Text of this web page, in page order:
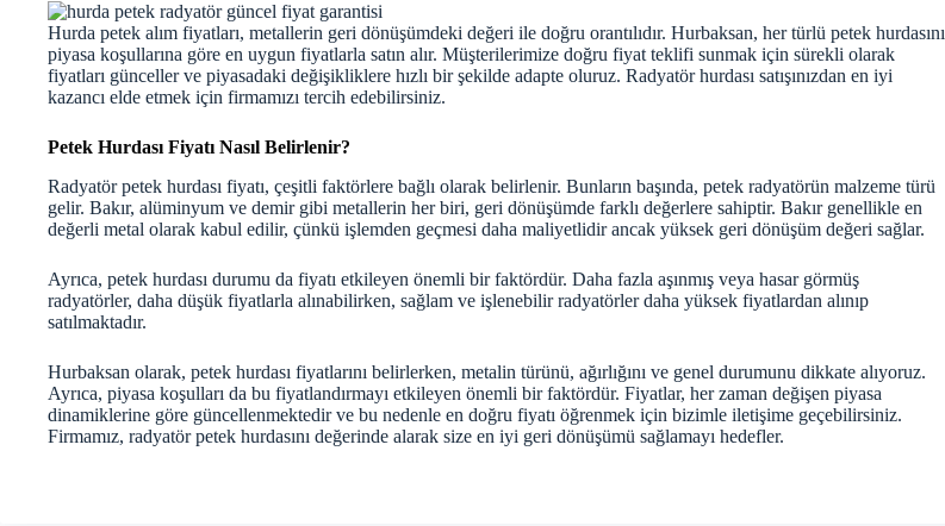
Hurda petek alım fiyatları, metallerin geri dönüşümdeki değeri ile doğru orantılıdır. Hurbaksan, her türlü petek hurdasını
piyasa koşullarına göre en uygun fiyatlarla satın alır. Müşterilerimize doğru fiyat teklifi sunmak için sürekli olarak
fiyatları günceller ve piyasadaki değişikliklere hızlı bir şekilde adapte oluruz. Radyatör hurdası satışınızdan en iyi
kazancı elde etmek için firmamızı tercih edebilirsiniz.
Petek Hurdası Fiyatı Nasıl Belirlenir?
Radyatör petek hurdası fiyatı, çeşitli faktörlere bağlı olarak belirlenir. Bunların başında, petek radyatörün malzeme türü
gelir. Bakır, alüminyum ve demir gibi metallerin her biri, geri dönüşümde farklı değerlere sahiptir. Bakır genellikle en
değerli metal olarak kabul edilir, çünkü işlemden geçmesi daha maliyetlidir ancak yüksek geri dönüşüm değeri sağlar.
Ayrıca, petek hurdası durumu da fiyatı etkileyen önemli bir faktördür. Daha fazla aşınmış veya hasar görmüş
radyatörler, daha düşük fiyatlarla alınabilirken, sağlam ve işlenebilir radyatörler daha yüksek fiyatlardan alınıp
satılmaktadır.
Hurbaksan olarak, petek hurdası fiyatlarını belirlerken, metalin türünü, ağırlığını ve genel durumunu dikkate alıyoruz.
Ayrıca, piyasa koşulları da bu fiyatlandırmayı etkileyen önemli bir faktördür. Fiyatlar, her zaman değişen piyasa
dinamiklerine göre güncellenmektedir ve bu nedenle en doğru fiyatı öğrenmek için bizimle iletişime geçebilirsiniz.
Firmamız, radyatör petek hurdasını değerinde alarak size en iyi geri dönüşümü sağlamayı hedefler.